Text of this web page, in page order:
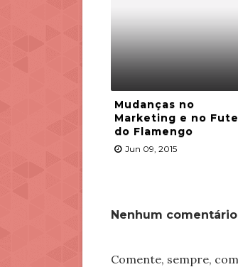
Mudanças no
Marketing e no
do Flamengo
Jun 09, 2015
Nenhum
Comente, sempre,